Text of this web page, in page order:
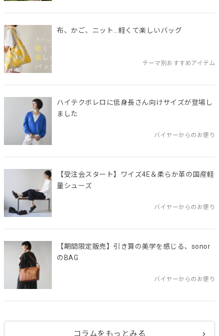
布、かご、ニット…軽くて楽しいバッグ
テーマ別おすすめアイテム
ハイテクボレロに低身長さん向けサイズが登場し
ました
バイヤーからのお便り
【受注会スタート】ワイズ4E＆柔らか革の国産軽
量シューズ
バイヤーからのお便り
【期間限定販売】引き算の美学を感じる、sonor
のBAG
バイヤーからのお便り
コラムをもっとみる